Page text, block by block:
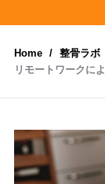
Home 整骨ラボ
リモートワークに